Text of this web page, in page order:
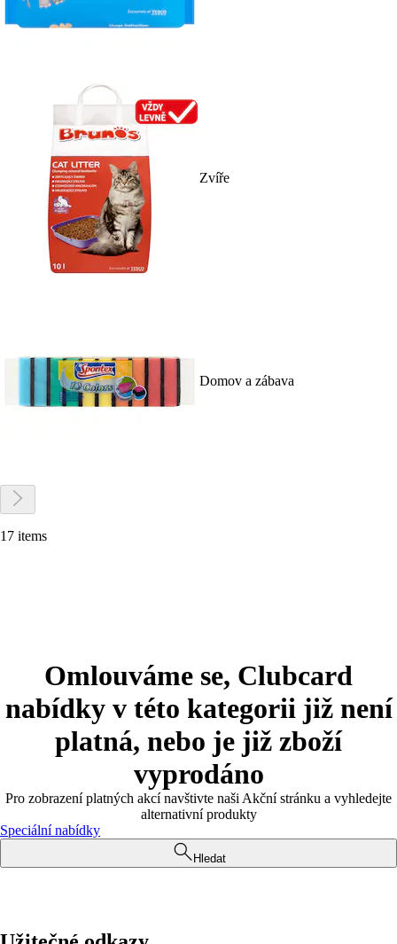
Zvíře
Domov a zábava
17 items
Omlouváme se, Clubcard
nabídky v této kategorii již není
platná, nebo je již zboží
vyprodáno
Pro zobrazení platných akcí navštivte naši Akční stránku a vyhledejte
alternativní produkty
Speciální nabídky
Hledat